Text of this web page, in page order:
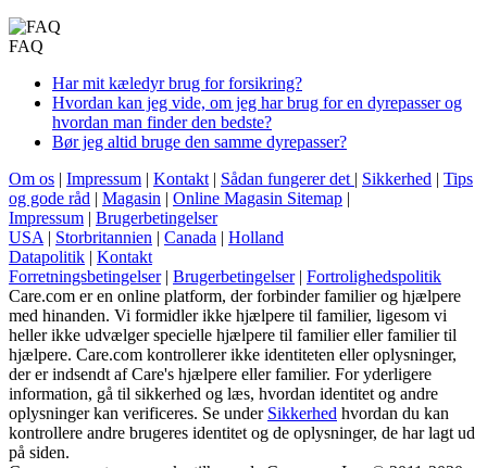
FAQ
Har mit kæledyr brug for forsikring?
Hvordan kan jeg vide, om jeg har brug for en dyrepasser og
hvordan man finder den bedste?
Bør jeg altid bruge den samme dyrepasser?
Om os | Impressum | Kontakt | Sådan fungerer det | Sikkerhed | Tips
og gode råd | Magasin | Online Magasin Sitemap |
Impressum | Brugerbetingelser
USA | Storbritannien | Canada | Holland
Datapolitik | Kontakt
Forretningsbetingelser | Brugerbetingelser | Fortrolighedspolitik
Care.com er en online platform, der forbinder familier og hjælpere
med hinanden. Vi formidler ikke hjælpere til familier, ligesom vi
heller ikke udvælger specielle hjælpere til familier eller familier til
hjælpere. Care.com kontrollerer ikke identiteten eller oplysninger,
der er indsendt af Care's hjælpere eller familier. For yderligere
information, gå til sikkerhed og læs, hvordan identitet og andre
oplysninger kan verificeres. Se under Sikkerhed hvordan du kan
kontrollere andre brugeres identitet og de ​​oplysninger, de har lagt ud
på siden.